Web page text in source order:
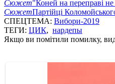
Сюжет"Коней на переправі
СюжетПартійці
СПЕЦТЕМА: Вибори-2019
ТЕГИ: ЦИК, нардепы
Якщо ви помітили помилку,